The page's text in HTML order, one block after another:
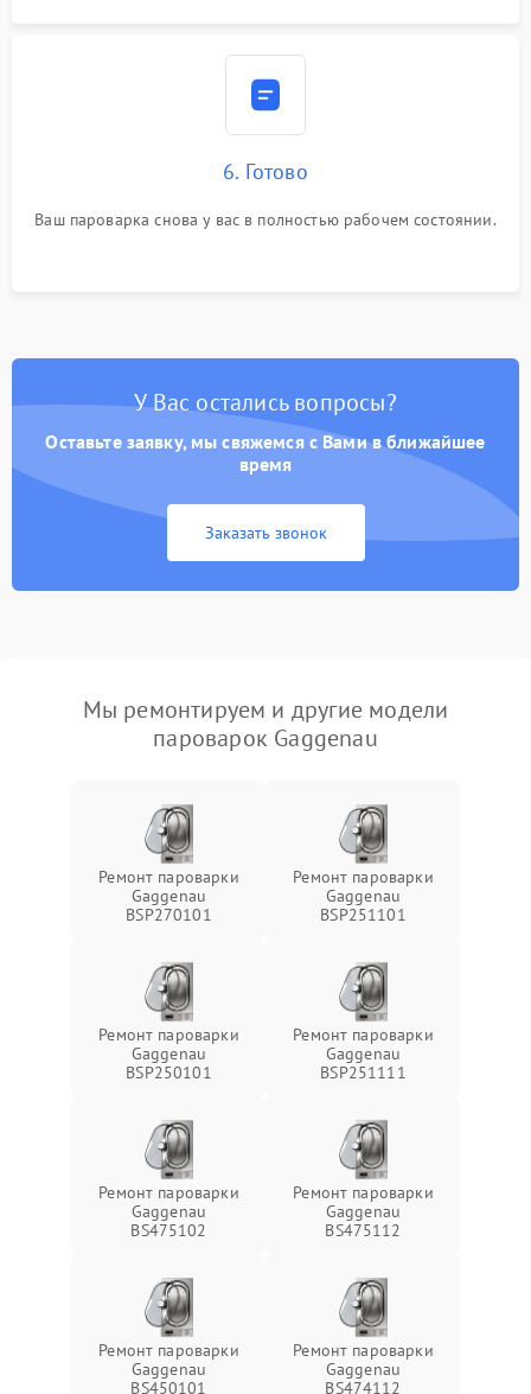
6. Готово
Ваш пароварка снова у вас в полностью рабочем состоянии.
У Вас остались вопросы?
Оставьте заявку, мы свяжемся с Вами в ближайшее
время
Заказать звонок
Мы ремонтируем и другие модели
пароварок Gaggenau
Ремонт пароварки
Gaggenau
BSP270101
Ремонт пароварки
Gaggenau
BSP251101
Ремонт пароварки
Gaggenau
BSP250101
Ремонт пароварки
Gaggenau
BSP251111
Ремонт пароварки
Gaggenau
BS475102
Ремонт пароварки
Gaggenau
BS475112
Ремонт пароварки
Gaggenau
BS450101
Ремонт пароварки
Gaggenau
BS474112